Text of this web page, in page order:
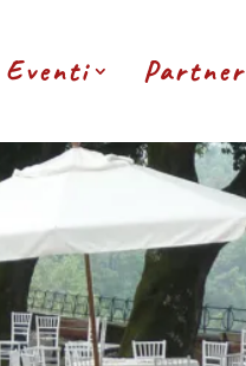
Eventi Partner